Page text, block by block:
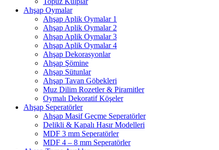
Ahşap Oymalar
Ahşap Aplik Oymalar 1
Ahşap Aplik Oymalar 2
Ahşap Aplik Oymalar 3
Ahşap Aplik Oymalar 4
Ahşap Dekorasyonlar
Ahşap Şömine
Ahşap Sütunlar
Ahşap Tavan Göbekleri
Muz Dilim Rozetler & Piramitler
Oymalı Dekoratif Köşeler
Ahşap Seperatörler
Ahşap Masif Geçme Seperatörler
Delikli & Kapalı Hasır Modelleri
MDF 3 mm Seperatörler
MDF 4 – 8 mm Seperatörler